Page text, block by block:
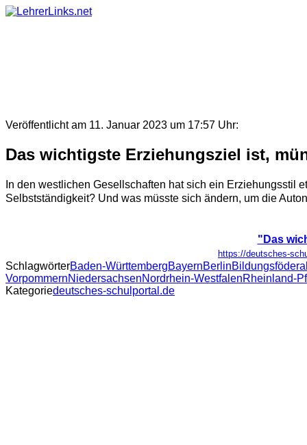
Skip
Veröffentlicht am 11. Januar 2023 um 17:57 Uhr:
Das wichtigste Erziehungsziel ist,
In den westlichen Gesellschaften hat sich ein Erziehungs­stil
Selbst­ständigkeit? Und was müsste sich ändern, um die
"Das
https://deutsches-
SchlagwörterBaden-WürttembergBayernBerlin
VorpommernNiedersachsenNordrhein-WestfalenRheinland-
Kategoriedeutsches-schulportal.de